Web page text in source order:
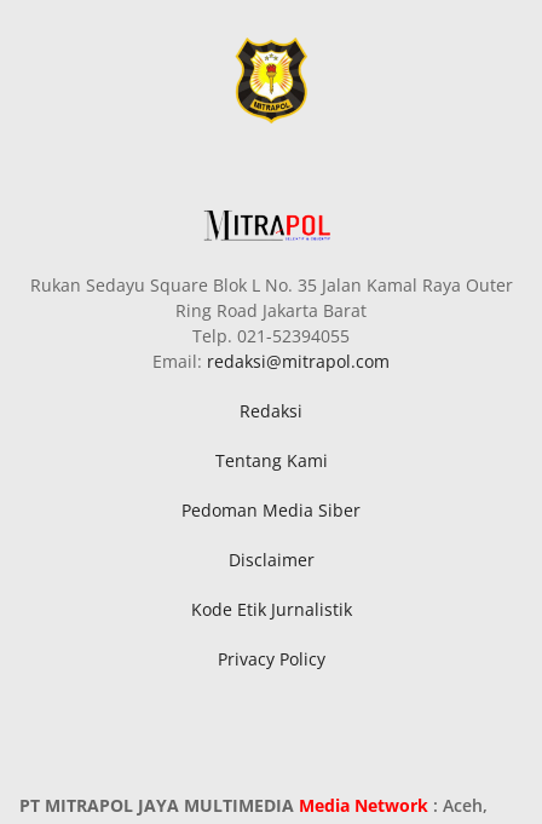
Rukan Sedayu Square Blok L No. 35 Jalan Kamal Raya Outer
Ring Road Jakarta Barat
Telp. 021-52394055
Email: redaksi@mitrapol.com
Redaksi
Tentang Kami
Pedoman Media Siber
Disclaimer
Kode Etik Jurnalistik
Privacy Policy
PT MITRAPOL JAYA MULTIMEDIA Media Network : Aceh,